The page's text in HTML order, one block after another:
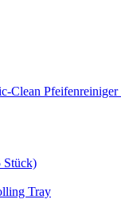
Clean
Stück)
Tray